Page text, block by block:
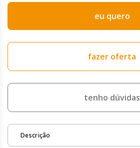
eu quero
fazer oferta
tenho dúvidas
Descrição